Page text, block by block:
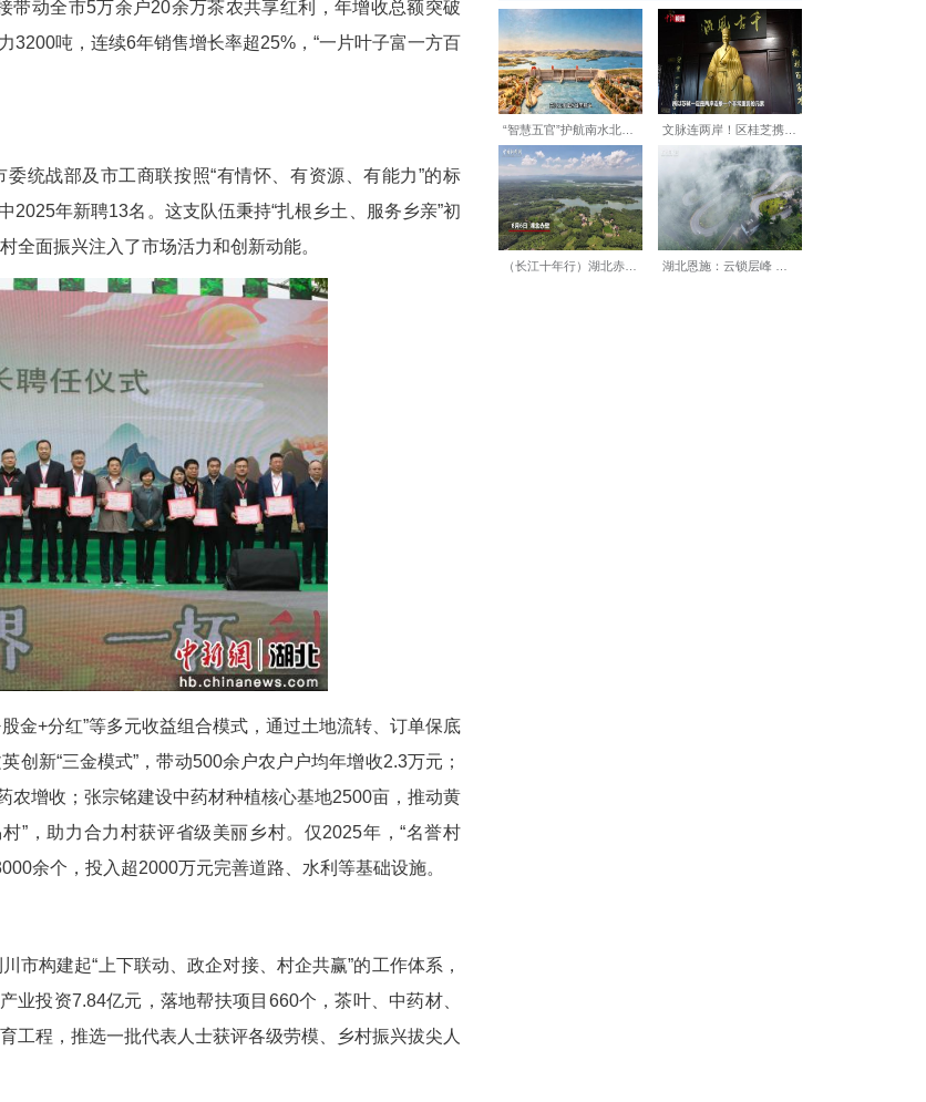
制定制茶标准，建成3000余亩有机示范茶园，带动1.1万亩茶园完成
台赋能”产改模式，以国家制茶大师邱建红为核心开展全链条培训，公司
茶”公益培训20余场，惠及1600余人次。在品牌端，公司布局全国门店与
和“中国利川红茶第一村”IP。项目实施后，茶园亩产值从不足3000元跃
定增收，间接带动全市5万余户20余万茶农共享红利，年增收总额突破
，年加工能力3200吨，连续6年销售增长率超25%，“一片叶子富一方百
”
心抓手。市委统战部及市工商联按照“有情怀、有资源、有能力”的标
誉村长”，其中2025年新聘13名。这支队伍秉持“扎根乡土、服务乡亲”初
方式，为乡村全面振兴注入了市场活力和创新动能。